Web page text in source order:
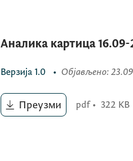
Аналика картица
Верзија 1.0 • Објављено:
Преузми pdf • 322 KB